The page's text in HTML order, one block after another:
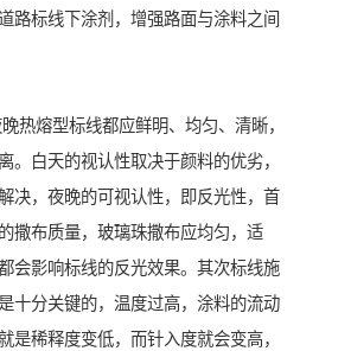
路标线下涂剂，增强路面与涂料之间
热熔型标线都应鲜明、均匀、清晰，
。白天的视认性取决于颜料的优劣，
决，夜晚的可视认性，即反光性，首
撒布质量，玻璃珠撒布应均匀，适
会影响标线的反光效果。其次标线施
十分关键的，温度过高，涂料的流动
是稀释度变低，而针入度就会变高，